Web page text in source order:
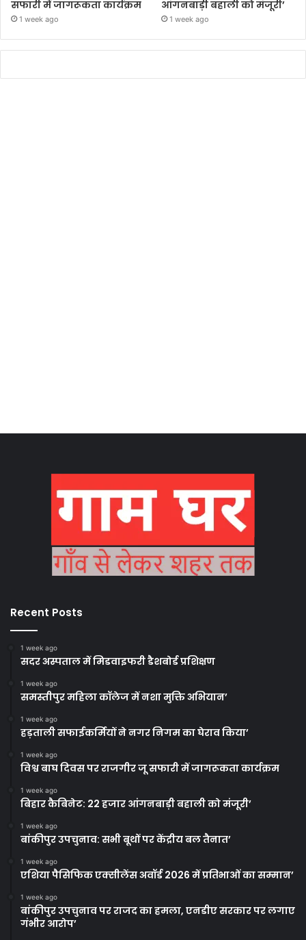
सफारी में जागरूकता कार्यक्रम
1 week ago
आंगनबाड़ी बहाली को मंजूरी’
1 week ago
Recent Posts
1 week ago
सदर अस्पताल में मिडवाइफरी डैशबोर्ड प्रशिक्षण
1 week ago
समस्तीपुर महिला कॉलेज में नशा मुक्ति अभियान’
1 week ago
हड़ताली सफाईकर्मियों ने नगर निगम का घेराव किया’
1 week ago
विश्व बाघ दिवस पर राजगीर जू सफारी में जागरूकता कार्यक्रम
1 week ago
बिहार कैबिनेट: 22 हजार आंगनबाड़ी बहाली को मंजूरी’
1 week ago
बांकीपुर उपचुनाव: सभी बूथों पर केंद्रीय बल तैनात’
1 week ago
एशिया पैसिफिक एक्सीलेंस अवॉर्ड 2026 में प्रतिभाओं का सम्मान’
1 week ago
बांकीपुर उपचुनाव पर राजद का हमला, एनडीए सरकार पर लगाए
गंभीर आरोप’